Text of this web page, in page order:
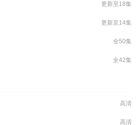
更新至18集
更新至14集
全50集
全42集
高清
高清